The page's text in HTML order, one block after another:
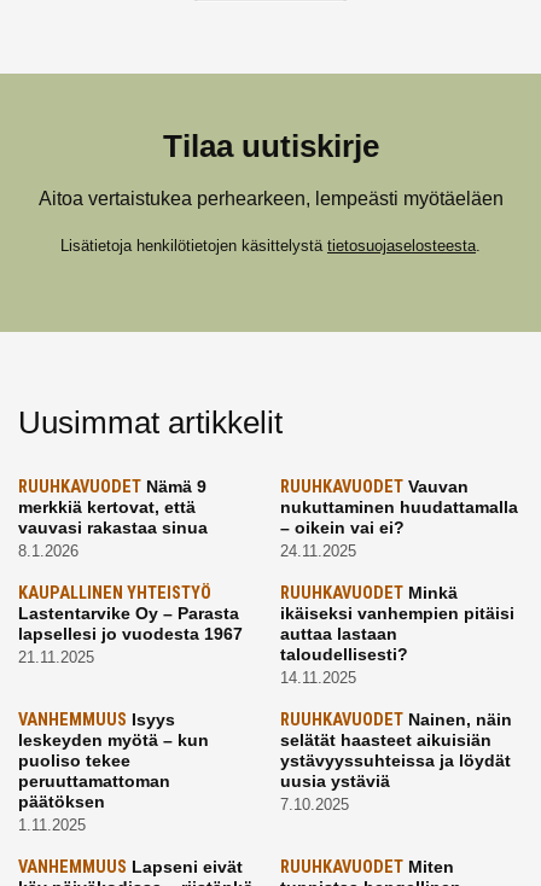
Tilaa uutiskirje
Aitoa vertaistukea perhearkeen, lempeästi myötäeläen
Lisätietoja henkilötietojen käsittelystä tietosuojaselosteesta.
Uusimmat artikkelit
RUUHKAVUODET Nämä 9
merkkiä kertovat, että
vauvasi rakastaa sinua
8.1.2026
RUUHKAVUODETVauvan
nukuttaminen huudattamalla
– oikein vai ei?
24.11.2025
KAUPALLINEN YHTEISTYÖ
Lastentarvike Oy – Parasta
lapsellesi jo vuodesta 1967
21.11.2025
RUUHKAVUODETMinkä
ikäiseksi vanhempien pitäisi
auttaa lastaan
taloudellisesti?
14.11.2025
VANHEMMUUS Isyys
leskeyden myötä – kun
puoliso tekee
peruuttamattoman
päätöksen
1.11.2025
RUUHKAVUODETNainen, näin
selätät haasteet aikuisiän
ystävyyssuhteissa ja löydät
uusia ystäviä
7.10.2025
VANHEMMUUS Lapseni eivät
RUUHKAVUODETMiten